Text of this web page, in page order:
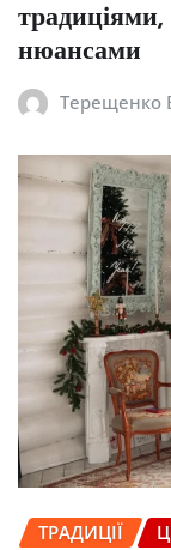
нюансами
Терещенко
ТРАДИЦІЇ